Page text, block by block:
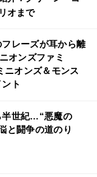
オまで
フレーズが耳から離
オンズファミ
ニオンズ＆モンス
ト
半世紀…“悪魔の
と闘争の道のり